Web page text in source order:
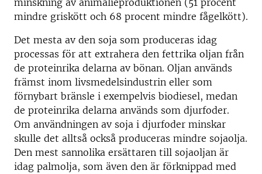
minskning av animalieproduktionen (51 procent
mindre griskött och 68 procent mindre fågelkött).
Det mesta av den soja som produceras idag
processas för att extrahera den fettrika oljan från
de proteinrika delarna av bönan. Oljan används
främst inom livsmedelsindustrin eller som
förnybart bränsle i exempelvis biodiesel, medan
de proteinrika delarna används som djurfoder.
Om användningen av soja i djurfoder minskar
skulle det alltså också produceras mindre sojaolja.
Den mest sannolika ersättaren till sojaoljan är
idag palmolja, som även den är förknippad med